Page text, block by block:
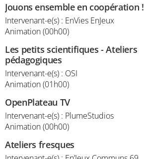
Jouons ensemble en coopération !
Intervenant-e(s) : EnVies EnJeux
Animation (00h00)
Les petits scientifiques - Ateliers
pédagogiques
Intervenant-e(s) : OSI
Animation (01h00)
OpenPlateau TV
Intervenant-e(s) : PlumeStudios
Animation (00h00)
Ateliers fresques